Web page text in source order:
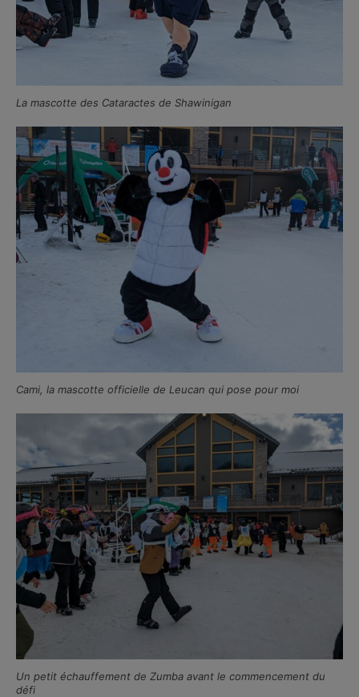
La mascotte des Cataractes de Shawinigan
Cami, la mascotte officielle de Leucan qui pose pour moi
Un petit échauffement de Zumba avant le commencement du
défi